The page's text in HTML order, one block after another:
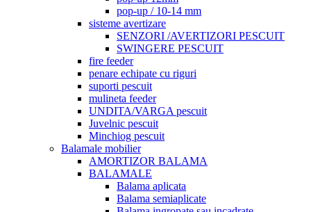
pop-up / 10-14 mm
sisteme avertizare
SENZORI /AVERTIZORI PESCUIT
SWINGERE PESCUIT
fire feeder
penare echipate cu riguri
suporti pescuit
mulineta feeder
UNDITA/VARGA pescuit
Juvelnic pescuit
Minchiog pescuit
Balamale mobilier
AMORTIZOR BALAMA
BALAMALE
Balama aplicata
Balama semiaplicate